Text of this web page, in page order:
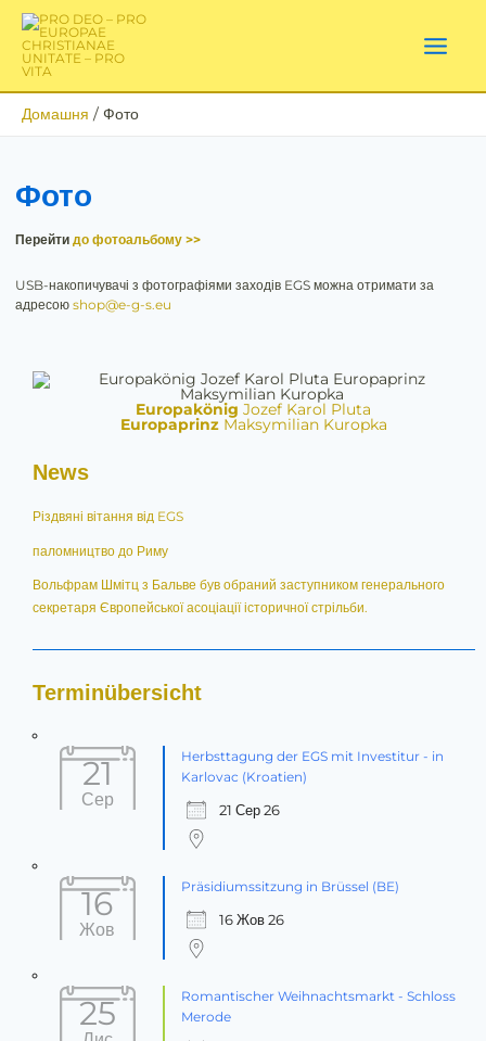
вмісту
Домашня Фото
Фото
Перейтидо фотоальбому >>
USB-накопичувачі з фотографіями заходів EGS можна отримати за
адресоюshop@e-g-s.eu
Europakönig Jozef Karol Pluta
EuropaprinzMaksymilian Kuropka
News
Різдвяні вітання від EGS
паломництво до Риму
Вольфрам Шмітц з Бальве був обраний заступником генерального
секретаря Європейської асоціації історичної стрільби.
Terminübersicht
21
Сер
Herbsttagung der EGS mit Investitur - in
Karlovac (Kroatien)
21 Сер 26
16
Жов
Präsidiumssitzung in Brüssel (BE)
16 Жов 26
25
Romantischer Weihnachtsmarkt - Schloss
Merode